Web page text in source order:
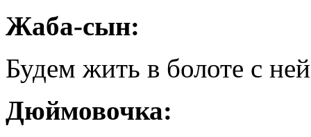
Жаба-сын:
Будем жить в болоте с
Дюймовочка: